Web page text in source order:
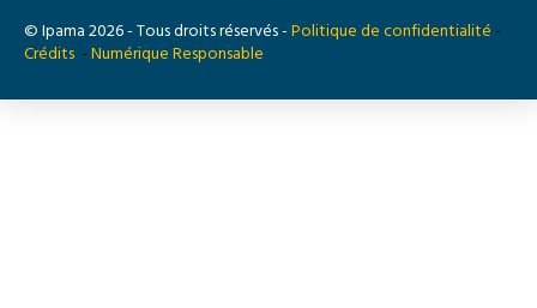
© Ipama 2026 - Tous droits réservés - Politique de confidentialité -
Crédits - Numérique Responsable